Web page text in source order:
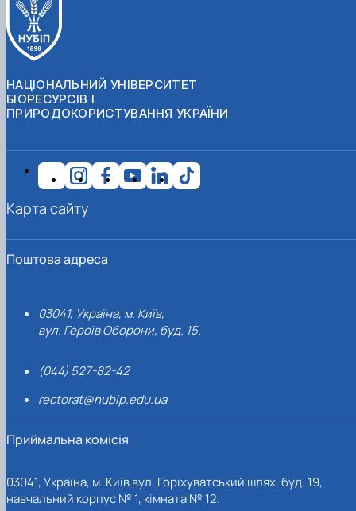
НАЦІОНАЛЬНИЙ УНІВЕРСИТЕТ
БІОРЕСУРСІВ І
ПРИРОДОКОРИСТУВАННЯ УКРАЇНИ
Поштова адреса
03041, Україна, м. Київ,
вул. Героїв Оборони, буд. 15.
(044) 527-82-42
rectorat@nubip.edu.ua
Приймальна комісія
03041, Україна, м. Київ вул. Горіхуватський шлях, буд. 19,
навчальний корпус № 1, кімната № 12.
Карта сайту